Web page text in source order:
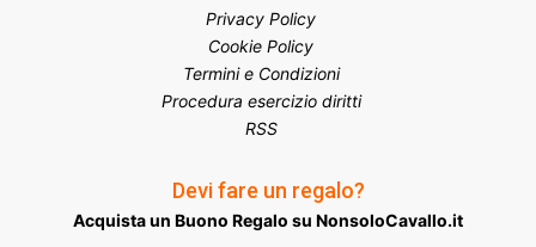
Privacy Policy
Cookie Policy
Termini e Condizioni
Procedura esercizio diritti
RSS
Devi fare un regalo?
Acquista un Buono Regalo su NonsoloCavallo.it